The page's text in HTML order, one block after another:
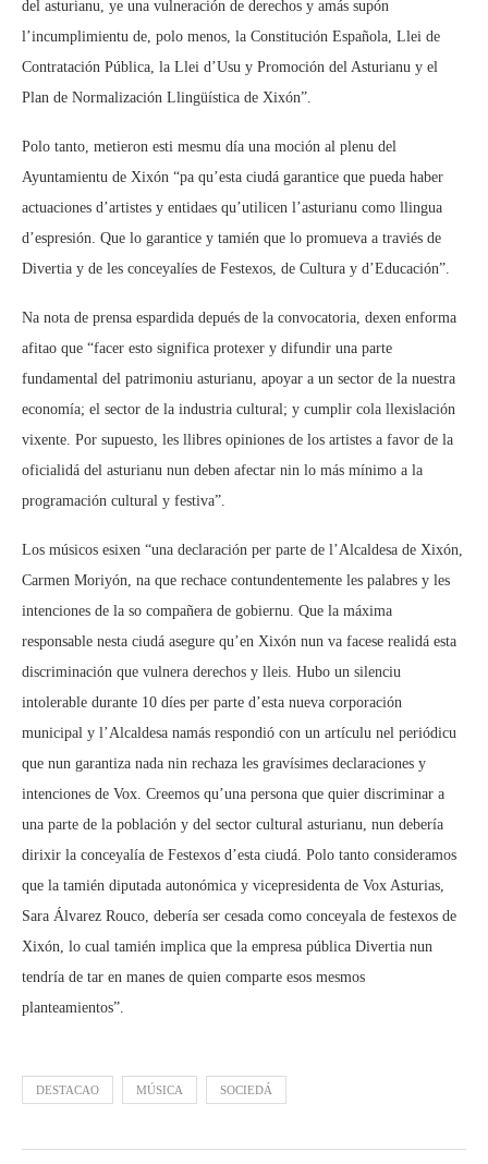
del asturianu, ye una vulneración de derechos y amás supón
l’incumplimientu de, polo menos, la Constitución Española, Llei de
Contratación Pública, la Llei d’Usu y Promoción del Asturianu y el
Plan de Normalización Llingüística de Xixón”.
Polo tanto, metieron esti mesmu día una moción al plenu del
Ayuntamientu de Xixón “pa qu’esta ciudá garantice que pueda haber
actuaciones d’artistes y entidaes qu’utilicen l’asturianu como llingua
d’espresión. Que lo garantice y tamién que lo promueva a traviés de
Divertia y de les conceyalíes de Festexos, de Cultura y d’Educación”.
Na nota de prensa espardida depués de la convocatoria, dexen enforma
afitao que “facer esto significa protexer y difundir una parte
fundamental del patrimoniu asturianu, apoyar a un sector de la nuestra
economía; el sector de la industria cultural; y cumplir cola llexislación
vixente. Por supuesto, les llibres opiniones de los artistes a favor de la
oficialidá del asturianu nun deben afectar nin lo más mínimo a la
programación cultural y festiva”.
Los músicos esixen “una declaración per parte de l’Alcaldesa de Xixón,
Carmen Moriyón, na que rechace contundentemente les palabres y les
intenciones de la so compañera de gobiernu. Que la máxima
responsable nesta ciudá asegure qu’en Xixón nun va facese realidá esta
discriminación que vulnera derechos y lleis. Hubo un silenciu
intolerable durante 10 díes per parte d’esta nueva corporación
municipal y l’Alcaldesa namás respondió con un artículu nel periódicu
que nun garantiza nada nin rechaza les gravísimes declaraciones y
intenciones de Vox. Creemos qu’una persona que quier discriminar a
una parte de la población y del sector cultural asturianu, nun debería
dirixir la conceyalía de Festexos d’esta ciudá. Polo tanto consideramos
que la tamién diputada autonómica y vicepresidenta de Vox Asturias,
Sara Álvarez Rouco, debería ser cesada como conceyala de festexos de
Xixón, lo cual tamién implica que la empresa pública Divertia nun
tendría de tar en manes de quien comparte esos mesmos
planteamientos”.
DESTACAO MÚSICA SOCIEDÁ